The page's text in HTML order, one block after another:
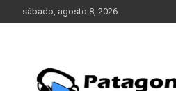
al
sábado, agosto 8, 2026